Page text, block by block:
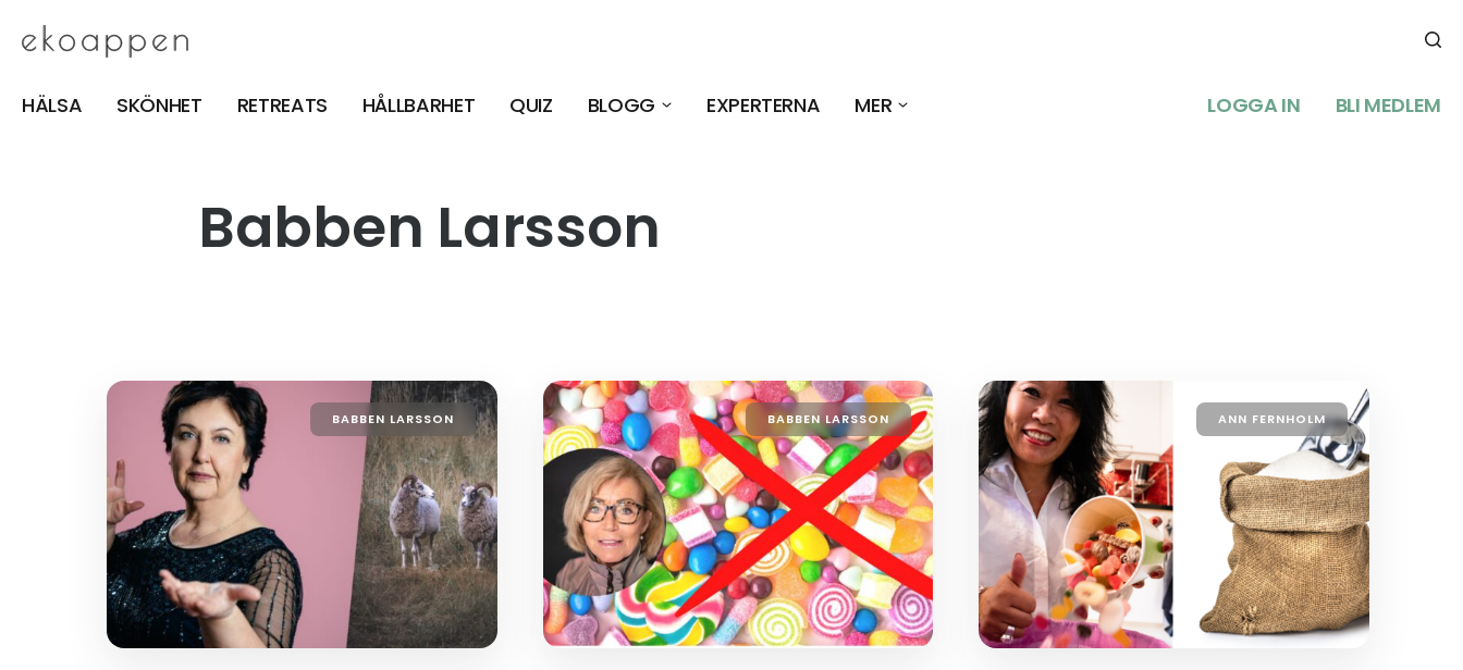
HÄLSA SKÖNHET RETREATS HÅLLBARHET QUIZ BLOGG EXPERTERNA MER LOGGA IN BLI MEDLEM
Babben Larsson
BABBEN LARSSON BABBEN LARSSON ANN FERNHOLM